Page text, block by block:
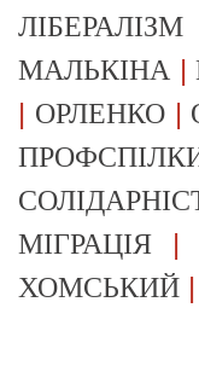
ЛІБЕРАЛІЗМ
МАЛЬКІНА |
| ОРЛЕНКО|
МІГРАЦІЯ |
ХОМСЬКИЙ |